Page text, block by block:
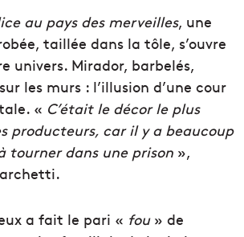
au pays des merveilles, une
taillée dans la tôle, s’ouvre
univers. Mirador, barbelés,
les murs : l’illusion d’une cour
« C’était le décor le plus
producteurs, car il y a beaucoup
tournerdans une prison »,
a fait le pari « fou» de